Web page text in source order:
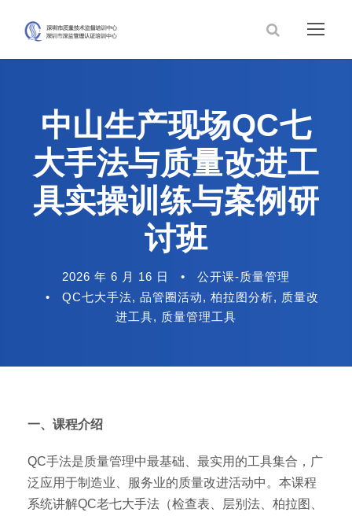
中山生产现场QC七
大手法与质量改进工
具实操训练与案例研
讨班
2026 年 6 月 16 日 •
公开课-质量管理
•
QC七大手法, 品管圈活动, 柏拉图分析, 质量改
进工具, 质量管理工具
一、课程介绍
QC手法是质量管理中最基础、最实用的工具集合，广
泛应用于制造业、服务业的质量改进活动中。本课程
系统讲解QC老七大手法（检查表、层别法、柏拉图、